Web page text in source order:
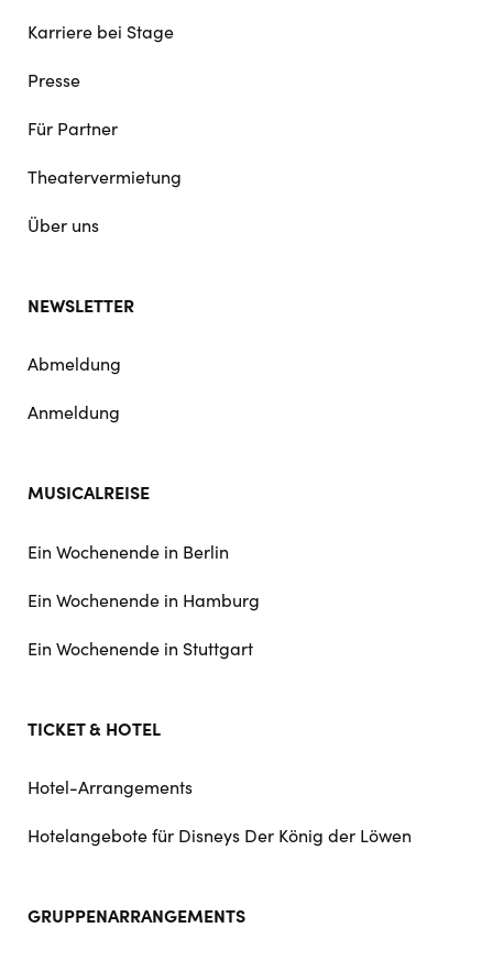
Karriere bei Stage
Presse
Für Partner
Theatervermietung
Über uns
NEWSLETTER
Abmeldung
Anmeldung
MUSICALREISE
Ein Wochenende in Berlin
Ein Wochenende in Hamburg
Ein Wochenende in Stuttgart
TICKET & HOTEL
Hotel-Arrangements
Hotelangebote für Disneys Der König der Löwen
GRUPPENARRANGEMENTS